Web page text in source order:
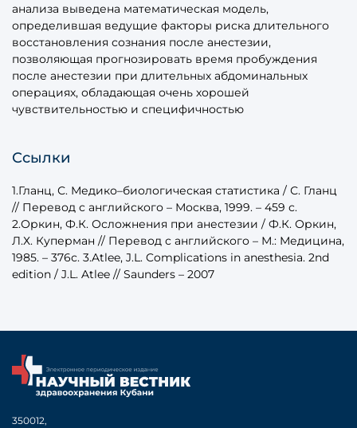
анализа выведена математическая модель,
определившая ведущие факторы риска длительного
восстановления сознания после анестезии,
позволяющая прогнозировать время пробуждения
после анестезии при длительных абдоминальных
операциях, обладающая очень хорошей
чувствительностью и специфичностью
Ссылки
1.Гланц, С. Медико–биологическая статистика / С. Гланц
// Перевод с английского – Москва, 1999. – 459 с.
2.Оркин, Ф.К. Осложнения при анестезии / Ф.К. Оркин,
Л.Х. Куперман // Перевод с английского – М.: Медицина,
1985. – 376с. 3.Atlee, J.L. Complications in anesthesia. 2nd
edition / J.L. Atlee // Saunders – 2007
350012,